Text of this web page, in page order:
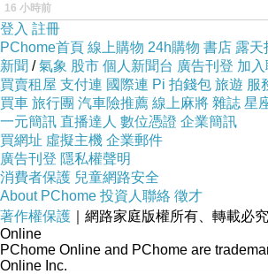
16 小時前
登入 註冊
PChome首頁 線上購物 24h購物 書店 露天
新聞 /氣象 股市 個人新聞台 廣告刊登 加入
買賣租屋 支付連 國際連 Pi 拍錢包 旅遊 服
買車 旅行團 汽車險推薦 線上麻將 雜誌 星
一元簡訊 直播達人 數位憑證 企業簡訊
買網址 虛擬主機 企業郵件
廣告刊登 隱私權聲明
消費者保護 兒童網路安全
About PChome 投資人聯絡 徵才
著作權保護 ｜網路家庭版權所有、轉載必究
Online
PChome Online and PChome are
Online Inc.